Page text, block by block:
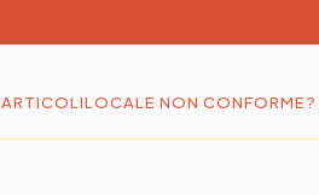
ARTICOLILOCALE NON CONFORME?